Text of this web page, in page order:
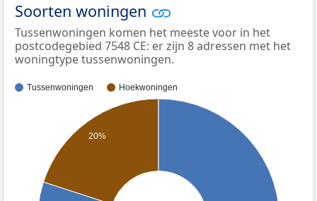
Soorten woningen
Tussenwoningen komen het meeste voor in het
postcodegebied 7548 CE: er zijn 8 adressen met het
woningtype tussenwoningen.
Tussenwoningen Hoekwoningen
20%